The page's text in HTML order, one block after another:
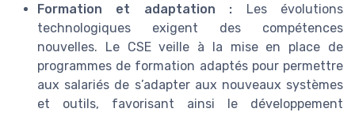
Formation et adaptation : Les évolutions
technologiques exigent des compétences
nouvelles. Le CSE veille à la mise en place de
programmes de formation adaptés pour permettre
aux salariés de s’adapter aux nouveaux systèmes
et outils, favorisant ainsi le développement